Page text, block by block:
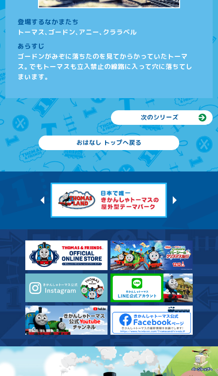
登場するなかまたち
トーマス、ゴードン、アニー、クララベル
あらすじ
ゴードンがみぞに落ちたのを見てからかっていたトーマ
ス。でもトーマスも立入禁止の線路に入って穴に落ちてし
まいます。
おはなし トップへ戻る
次のシリーズ